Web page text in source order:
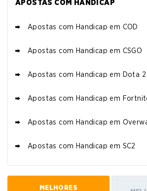
APOSTAS COM HANDICAP
Apostas com Handicap em COD
Apostas com Handicap em CSGO
Apostas com Handicap em Dota 2
Apostas com Handicap em
Apostas com Handicap em
Apostas com Handicap em SC2
MELHORES